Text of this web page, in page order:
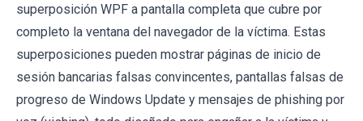
superposición WPF a pantalla completa que cubre por
completo la ventana del navegador de la víctima. Estas
superposiciones pueden mostrar páginas de inicio de
sesión bancarias falsas convincentes, pantallas falsas de
progreso de Windows Update y mensajes de phishing por